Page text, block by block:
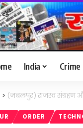
India Crime
> (जबलपुर) राजस्व संग्रहण और
ORDER